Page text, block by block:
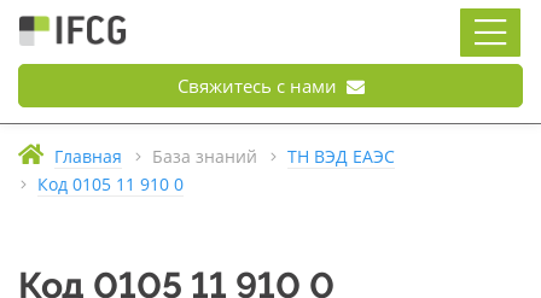
Свяжитесь с нами
Главная База знаний
ТН ВЭД ЕАЭС
Код 0105 11 910 0
Код 0105 11 910 0